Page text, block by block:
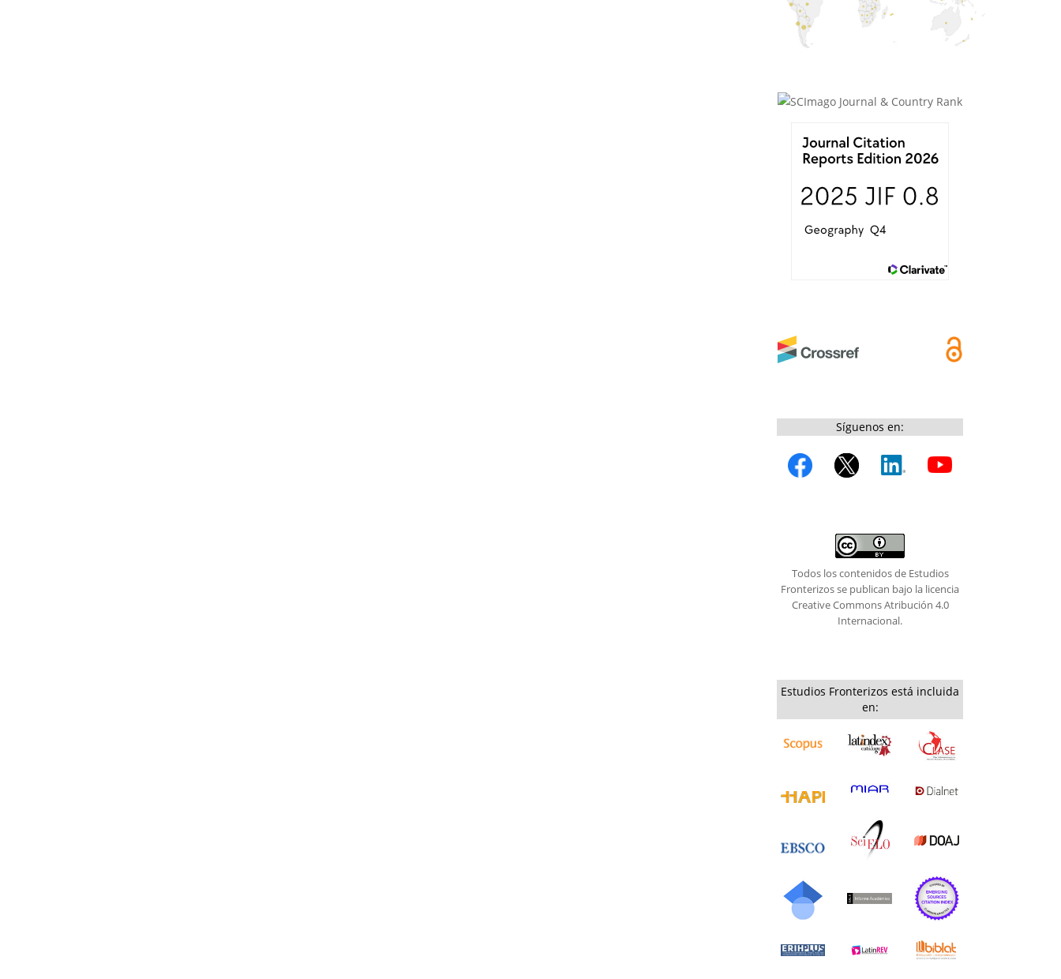
Síguenos en:
Todos los contenidos de Estudios
Fronterizos se publican bajo la licencia
Creative Commons Atribución 4.0
Internacional.
Estudios Fronterizos está incluida
en: